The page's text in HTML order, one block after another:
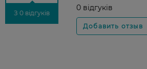
З 0 відгуків
0 відгуків